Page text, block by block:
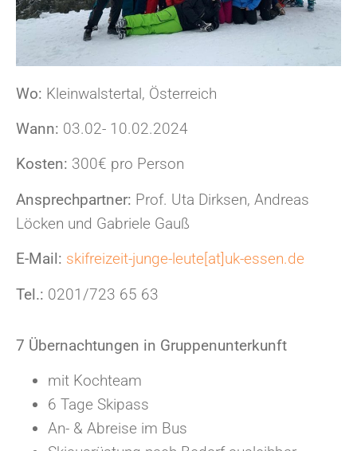
Wo: Kleinwalstertal, Österreich
Wann: 03.02- 10.02.2024
Kosten: 300€ pro Person
Ansprechpartner: Prof. Uta Dirksen, Andreas
Löcken und Gabriele Gauß
E-Mail: skifreizeit-junge-leute[at]uk-essen.de
Tel.: 0201/723 65 63
7 Übernachtungen in Gruppenunterkunft
mit Kochteam
6 Tage Skipass
An- & Abreise im Bus